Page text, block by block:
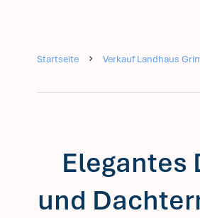
Startseite Verkauf Landhaus
Elegantes
und